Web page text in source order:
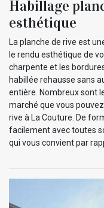
Habillage
esthétique
La planche de rive est
le rendu esthétique de
charpente et les
habillée rehausse sans
entière. Nombreux sont
marché que vous
rive à La Couture. De
facilement avec toutes
qui vous convient par